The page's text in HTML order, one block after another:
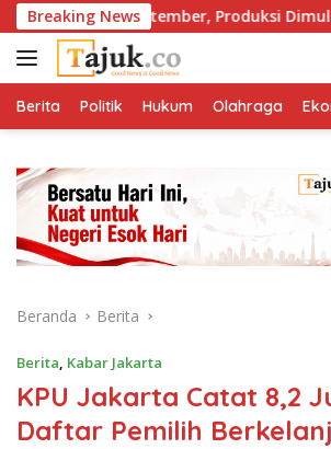
Langsung
ke
konten
Breaking News
September, Produksi Dimulai
Berita Politik Hukum Olahraga
Beranda Berita
Berita, Kabar Jakarta
KPU Jakarta Catat 8,2
Daftar Pemilih